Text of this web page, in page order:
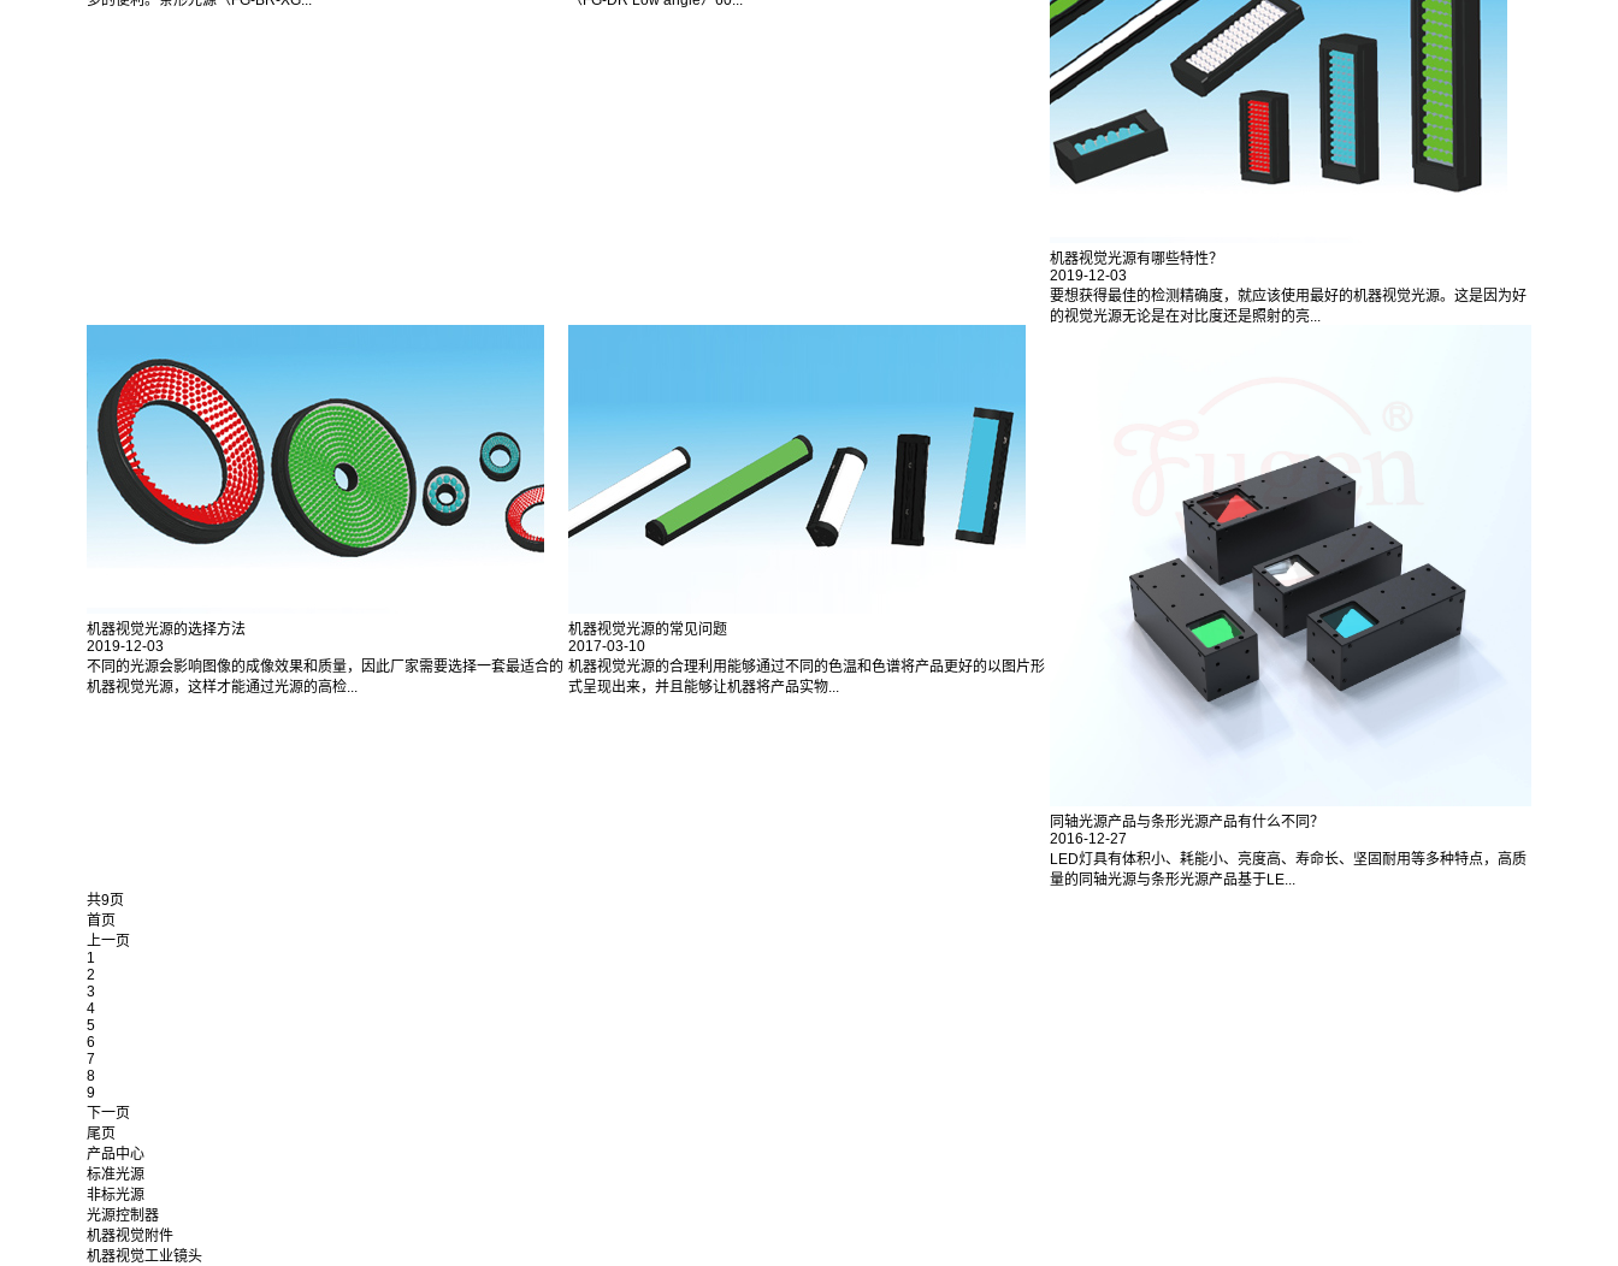
机器视觉光源有哪些特性？
2019-12-03
要想获得最佳的检测精确度，就应该使用最好的机器视觉光源。这是因为好
的视觉光源无论是在对比度还是照射的亮...
机器视觉光源的选择方法
2019-12-03
不同的光源会影响图像的成像效果和质量，因此厂家需要选择一套最适合的
机器视觉光源，这样才能通过光源的高检...
机器视觉光源的常见问题
2017-03-10
机器视觉光源的合理利用能够通过不同的色温和色谱将产品更好的以图片形
式呈现出来，并且能够让机器将产品实物...
同轴光源产品与条形光源产品有什么不同？
2016-12-27
LED灯具有体积小、耗能小、亮度高、寿命长、坚固耐用等多种特点，高质
量的同轴光源与条形光源产品基于LE...
共9页
首页
上一页
1
2
3
4
5
6
7
8
9
下一页
尾页
产品中心
标准光源
非标光源
光源控制器
机器视觉附件
机器视觉工业镜头